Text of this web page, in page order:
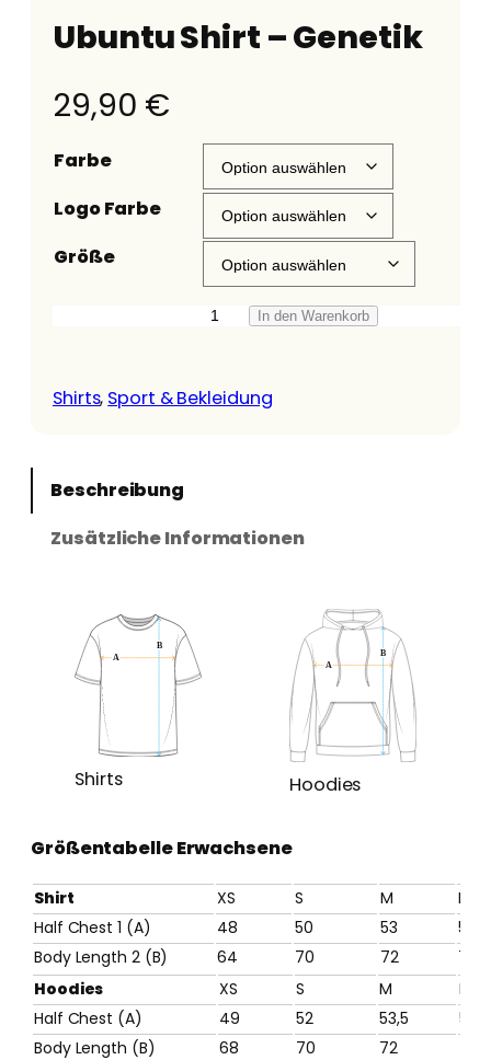
Ubuntu Shirt – Genetik
29,90 €
Farbe
Logo Farbe
Größe
n
S
i
–
G
e
M
e
n
g
e
In den Warenkorb
Shirts, Sport & Bekleidung
Beschreibung
Zusätzliche Informationen
Shirts Hoodies
Größentabelle Erwachsene
Shirt XS S M
L
Half Chest 1 (A)
48 50 53
56
Body Length 2 (B)
64 70 72
74
Hoodies
XS S M
L
Half Chest (A)
49 52 53,5
59
Body Length (B)
68 70 72